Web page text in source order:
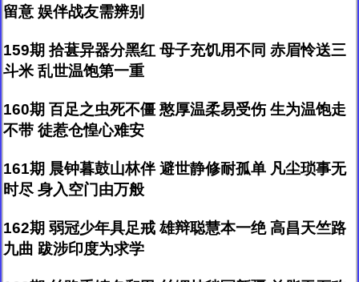
留意 娱伴战友需辨别
159期 拾葚异器分黑红 母子充饥用不同 赤眉怜送三
斗米 乱世温饱第一重
160期 百足之虫死不僵 憨厚温柔易受伤 生为温饱走
不带 徒惹仓惶心难安
161期 晨钟暮鼓山林伴 避世静修耐孤单 凡尘琐事无
时尽 身入空门由万般
162期 弱冠少年具足戒 雄辩聪慧本一绝 高昌天竺路
九曲 跋涉印度为求学